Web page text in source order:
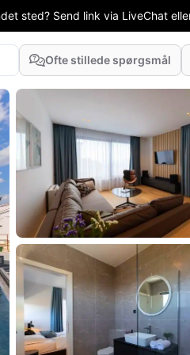
sted? Send link via LiveChat
Ofte stillede spørgsmål